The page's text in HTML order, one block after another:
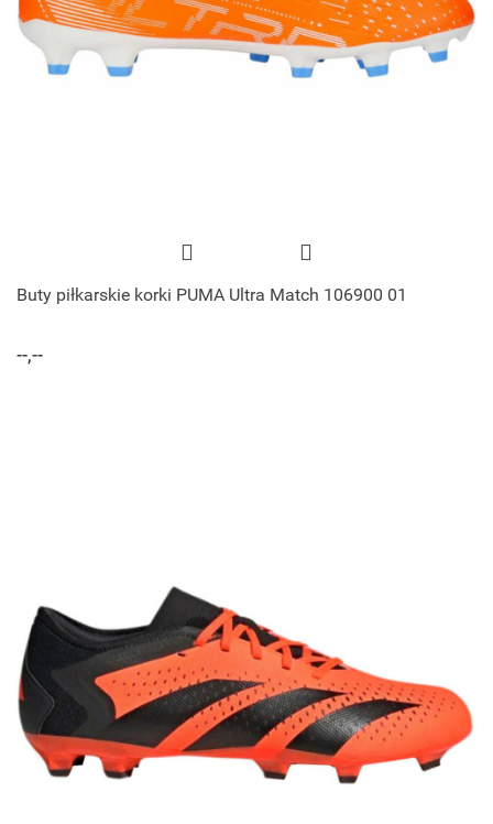
Buty piłkarskie korki PUMA Ultra Match 106900 01
--,--